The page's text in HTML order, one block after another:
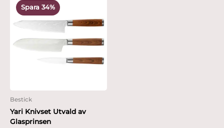
Spara 34%
Bestick
Yari Knivset Utvald av
Glasprinsen
ursprungliga
var:
nuvarande
priset
är:
379.69 kr.